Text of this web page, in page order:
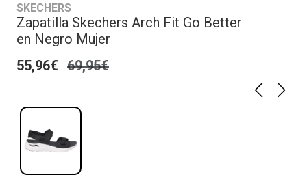
SKECHERS
Zapatilla Skechers Arch Fit Go Better
en Negro Mujer
55,96€ 69,95€